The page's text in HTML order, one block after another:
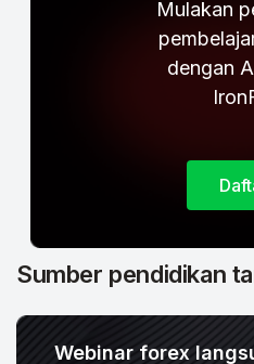
Mulakan
dengan
Sumber pendidikan
Webinar forex